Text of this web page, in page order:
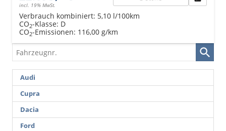
incl. 19% MwSt.
Verbrauch kombiniert: 5,10 l/100km
CO2-Klasse: D
CO2-Emissionen: 116,00 g/km
Fahrzeugnr.
Audi
Cupra
Dacia
Ford